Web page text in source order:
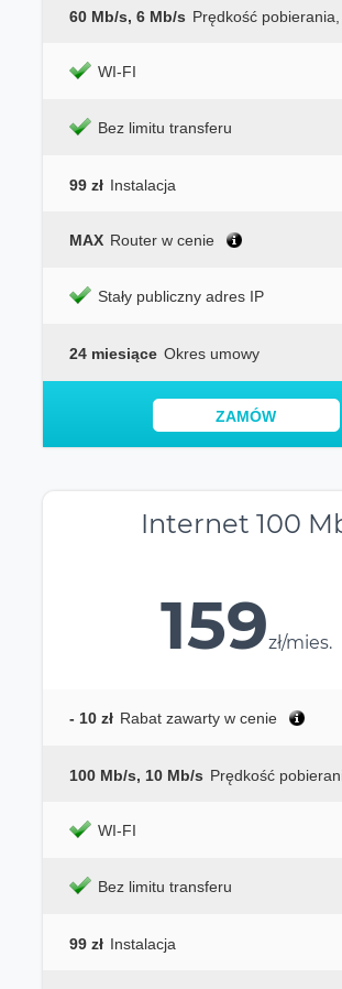
60 Mb/s, 6 Mb/s Prędkość pobierania,
WI-FI
Bez limitu transferu
99 zł Instalacja
MAX Router w cenie
Stały publiczny adres IP
24 miesiące Okres umowy
ZAMÓW
Internet 100
159zł/mies.
- 10 zł Rabat zawarty w cenie
100 Mb/s, 10 Mb/s Prędkość
WI-FI
Bez limitu transferu
99 zł Instalacja